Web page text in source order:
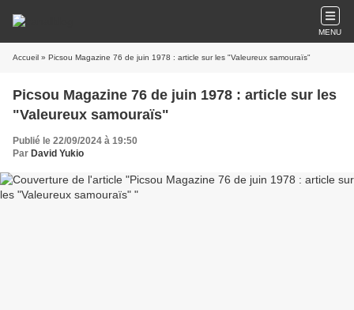
MENU
Accueil » Picsou Magazine 76 de juin 1978 : article sur les "Valeureux samouraïs"
Picsou Magazine 76 de juin 1978 : article sur les
"Valeureux samouraïs"
Publié le 22/09/2024 à 19:50
Par David Yukio